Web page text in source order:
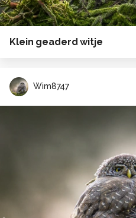
Klein geaderd witje
Wim8747